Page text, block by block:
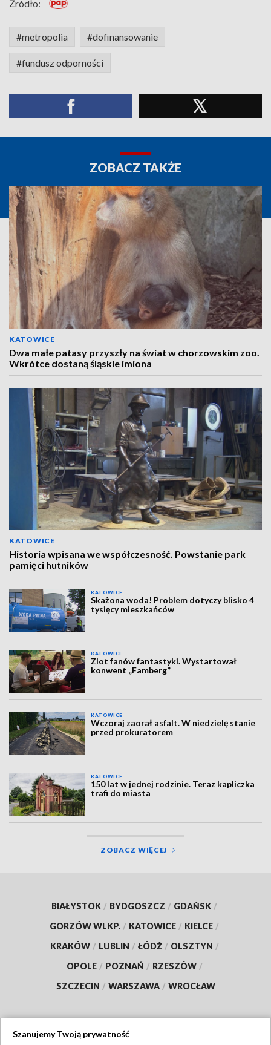
Źródło:
#metropolia #dofinansowanie
#fundusz odporności
ZOBACZ TAKŻE
KATOWICE
Dwa małe patasy przyszły na świat w chorzowskim zoo.
Wkrótce dostaną śląskie imiona
KATOWICE
Historia wpisana we współczesność. Powstanie park
pamięci hutników
KATOWICE
Skażona woda! Problem dotyczy blisko 4
tysięcy mieszkańców
KATOWICE
Zlot fanów fantastyki. Wystartował
konwent „Famberg”
KATOWICE
Wczoraj zaorał asfalt. W niedzielę stanie
przed prokuratorem
KATOWICE
150 lat w jednej rodzinie. Teraz kapliczka
trafi do miasta
ZOBACZ WIĘCEJ
BIAŁYSTOK / BYDGOSZCZ / GDAŃSK /
GORZÓW WLKP. / KATOWICE / KIELCE /
KRAKÓW / LUBLIN / ŁÓDŹ / OLSZTYN /
OPOLE / POZNAŃ / RZESZÓW /
SZCZECIN / WARSZAWA / WROCŁAW
Szanujemy Twoją prywatność